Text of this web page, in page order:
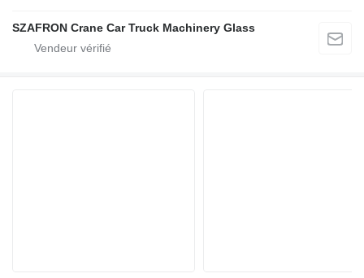
SZAFRON Crane Car Truck Machinery Glass